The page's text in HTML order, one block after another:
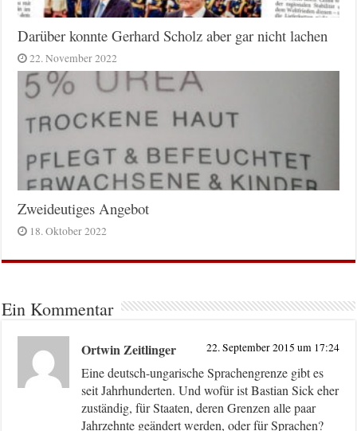
Darüber konnte Gerhard Scholz aber gar nicht lachen
22. November 2022
Zweideutiges Angebot
18. Oktober 2022
Ein Kommentar
Ortwin Zeitlinger 22. September 2015 um 17:24
Eine deutsch-ungarische Sprachengrenze gibt es
seit Jahrhunderten. Und wofür ist Bastian Sick eher
zuständig, für Staaten, deren Grenzen alle paar
Jahrzehnte geändert werden, oder für Sprachen?